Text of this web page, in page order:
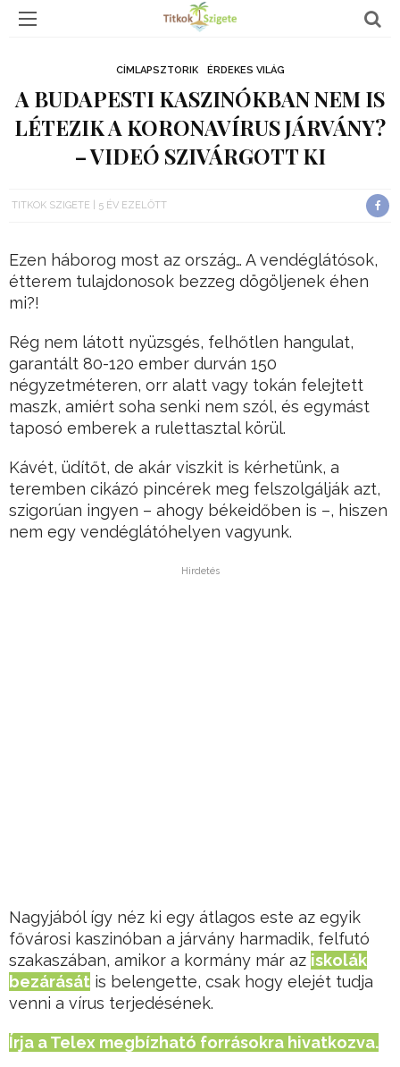
CÍMLAPSZTORIK ÉRDEKES VILÁG
A BUDAPESTI KASZINÓKBAN NEM IS
LÉTEZIK A KORONAVÍRUS JÁRVÁNY?
– VIDEÓ SZIVÁRGOTT KI
TITKOK SZIGETE 5 ÉV EZELŐTT
Ezen háborog most az ország… A vendéglátósok,
étterem tulajdonosok bezzeg dögöljenek éhen
mi?!
Rég nem látott nyüzsgés, felhőtlen hangulat,
garantált 80-120 ember durván 150
négyzetméteren, orr alatt vagy tokán felejtett
maszk, amiért soha senki nem szól, és egymást
taposó emberek a rulettasztal körül.
Kávét, üdítőt, de akár viszkit is kérhetünk, a
teremben cikázó pincérek meg felszolgálják azt,
szigorúan ingyen – ahogy békeidőben is –, hiszen
nem egy vendéglátóhelyen vagyunk.
Hirdetés
Nagyjából így néz ki egy átlagos este az egyik
fővárosi kaszinóban a járvány harmadik, felfutó
szakaszában, amikor a kormány már az iskolák
bezárását is belengette, csak hogy elejét tudja
venni a vírus terjedésének.
Írja a Telex megbízható forrásokra hivatkozva.